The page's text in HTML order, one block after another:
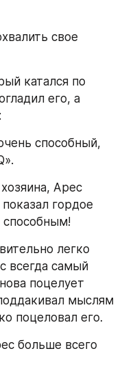
свое
катался по
его, а
способный,
Арес
гордое
легко
всегда самый
поцелует
мыслям
поцеловал его.
больше всего